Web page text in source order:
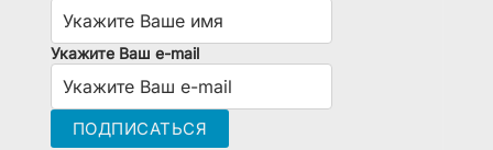
Укажите Ваш e-mail